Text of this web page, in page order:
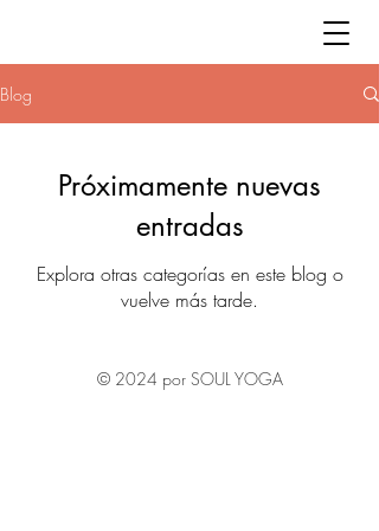
Blog
Próximamente nuevas
entradas
Explora otras categorías en este blog o
vuelve más tarde.
© 2024 por SOUL YOGA